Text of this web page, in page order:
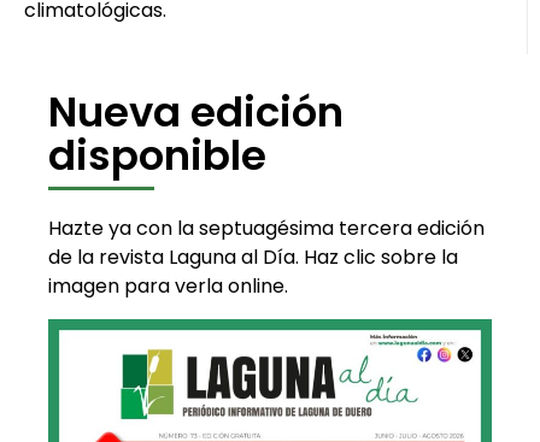
climatológicas.
Nueva edición
disponible
Hazte ya con la septuagésima tercera edición
de la revista Laguna al Día. Haz clic sobre la
imagen para verla online.